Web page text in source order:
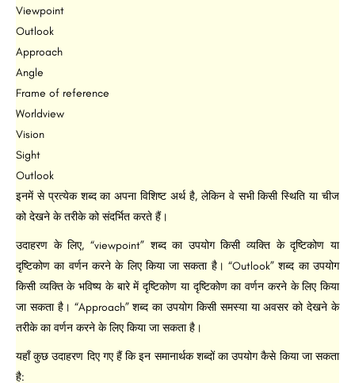
Viewpoint
Outlook
Approach
Angle
Frame of reference
Worldview
Vision
Sight
Outlook
इनमें से प्रत्येक शब्द का अपना विशिष्ट अर्थ है, लेकिन वे सभी किसी स्थिति या चीज
को देखने के तरीके को संदर्भित करते हैं।
उदाहरण के लिए, “viewpoint” शब्द का उपयोग किसी व्यक्ति के दृष्टिकोण या
दृष्टिकोण का वर्णन करने के लिए किया जा सकता है। “Outlook” शब्द का उपयोग
किसी व्यक्ति के भविष्य के बारे में दृष्टिकोण या दृष्टिकोण का वर्णन करने के लिए किया
जा सकता है। “Approach” शब्द का उपयोग किसी समस्या या अवसर को देखने के
तरीके का वर्णन करने के लिए किया जा सकता है।
यहाँ कुछ उदाहरण दिए गए हैं कि इन समानार्थक शब्दों का उपयोग कैसे किया जा सकता
है: